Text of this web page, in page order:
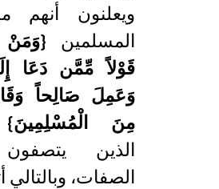
ويعلنون أنهم
المسلمين
قَوْلاً مِّمَّن دَعَا
وَعَمِلَ صَالِحاً
مِنَ الْمُسْلِمِينَ}
الذين
الصفات، وبالتالي